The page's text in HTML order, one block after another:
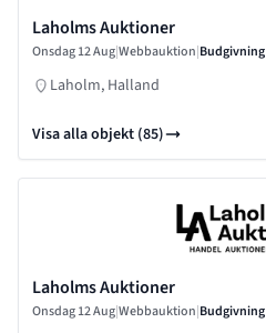
Laholms Auktioner
Onsdag 12 Aug|Webbauktion|
Laholm, Halland
Visa alla objekt (85)
Laholms Auktioner
Onsdag 12 Aug|Webbauktion|